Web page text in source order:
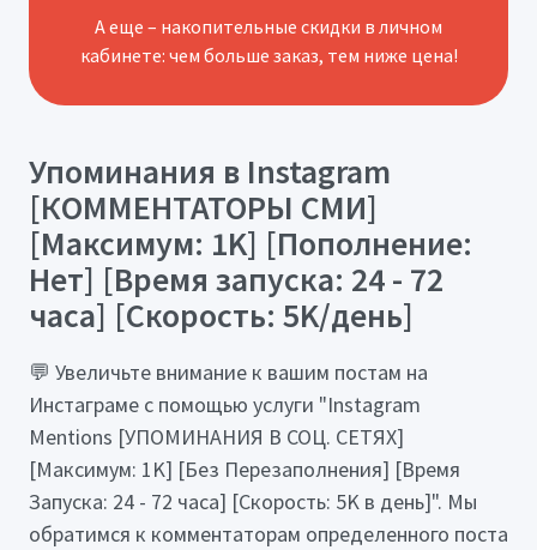
А еще – накопительные скидки в личном
кабинете: чем больше заказ, тем ниже цена!
Упоминания в Instagram
[КОММЕНТАТОРЫ СМИ]
[Максимум: 1K] [Пополнение:
Нет] [Время запуска: 24 - 72
часа] [Скорость: 5K/день]
💬 Увеличьте внимание к вашим постам на
Инстаграме с помощью услуги "Instagram
Mentions [УПОМИНАНИЯ В СОЦ. СЕТЯХ]
[Максимум: 1K] [Без Перезаполнения] [Время
Запуска: 24 - 72 часа] [Скорость: 5K в день]". Мы
обратимся к комментаторам определенного поста